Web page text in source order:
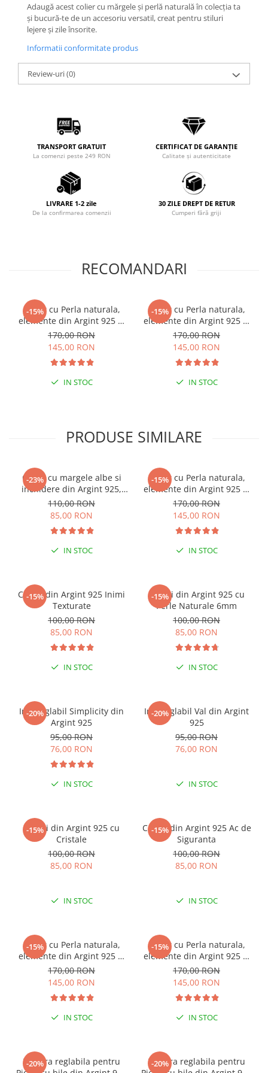
Adaugă acest colier cu mărgele și perlă naturală în colecția ta
și bucură-te de un accesoriu versatil, creat pentru stiluri
lejere și zile însorite.
Informatii conformitate produs
Review-uri(0)
TRANSPORT GRATUIT
La comenzi peste 249 RON
CERTIFICAT DE GARANȚIE
Calitate și autenticitate
LIVRARE 1-2 zile
De la confirmarea comenzii
30 ZILE DREPT DE RETUR
Cumperi fără griji
RECOMANDARI
-15%
Colier cu Perla naturala,
elemente din Argint 925 si
margele Miyuki, multicolor
170,00 RON
145,00 RON
IN STOC
-15%
Colier cu Perla naturala,
elemente din Argint 925 si
margele Miyuki, verde/kiwi
170,00 RON
145,00 RON
IN STOC
PRODUSE SIMILARE
-23%
Colier cu margele albe si
inchidere din Argint 925,
reglabil 38-41 cm
110,00 RON
85,00 RON
IN STOC
-15%
Colier cu Perla naturala,
elemente din Argint 925 si
margele Miyuki albe
170,00 RON
145,00 RON
IN STOC
-15%
Cercei din Argint 925 Inimi
Texturate
100,00 RON
85,00 RON
IN STOC
-15%
Cercei din Argint 925 cu
Perle Naturale 6mm
100,00 RON
85,00 RON
IN STOC
-20%
Inel reglabil Simplicity din
Argint 925
95,00 RON
76,00 RON
IN STOC
-20%
Inel reglabil Val din Argint
925
95,00 RON
76,00 RON
IN STOC
-15%
Cercei din Argint 925 cu
Cristale
100,00 RON
85,00 RON
IN STOC
-15%
Cercei din Argint 925 Ac de
Siguranta
100,00 RON
85,00 RON
IN STOC
-15%
Colier cu Perla naturala,
elemente din Argint 925 si
margele Miyuki, multicolor
170,00 RON
145,00 RON
IN STOC
-15%
Colier cu Perla naturala,
elemente din Argint 925 si
margele Miyuki, verde/kiwi
170,00 RON
145,00 RON
IN STOC
-20%
Bratara reglabila pentru
-20%
Bratara reglabila pentru